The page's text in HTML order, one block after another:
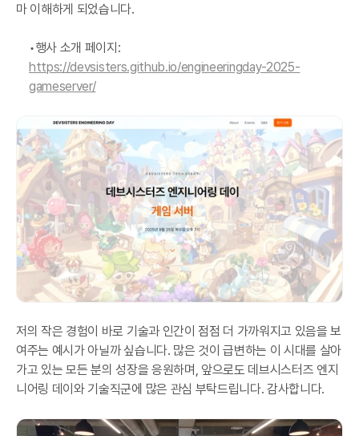
마 이해하게 되었습니다.
행사 소개 페이지:
https://devsisters.github.io/engineeringday-2025-
gameserver/
저의 작은 경험이 바로 기술과 인간이 점점 더 가까워지고 있음을 보
여주는 예시가 아닐까 싶습니다. 많은 것이 급변하는 이 시대를 살아
가고 있는 모든 분의 성장을 응원하며, 앞으로도 데브시스터즈 엔지
니어링 데이와 기술직군에 많은 관심 부탁드립니다. 감사합니다.